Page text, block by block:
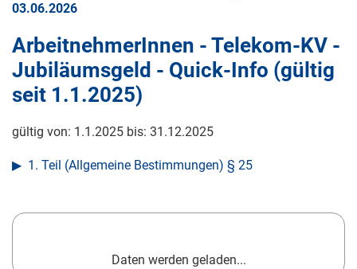
03.06.2026
ArbeitnehmerInnen - Telekom-KV -
Jubiläumsgeld - Quick-Info (gültig
seit 1.1.2025)
gültig von: 1.1.2025 bis: 31.12.2025
1. Teil (Allgemeine Bestimmungen) § 25
Daten werden geladen...